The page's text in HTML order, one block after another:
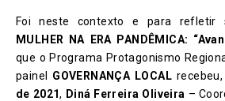
Foi neste contexto e para refletir
MULHER NA ERA PANDÊMICA:
que o Programa Protagonismo
painel GOVERNANÇA LOCAL
de 2021, Diná Ferreira Oliveira –